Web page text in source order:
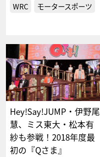
WRC モータースポーツ
Hey!Say!JUMP・伊野尾
慧、ミス東大・松本有
紗も参戦！2018年度最
初の『Qさま』